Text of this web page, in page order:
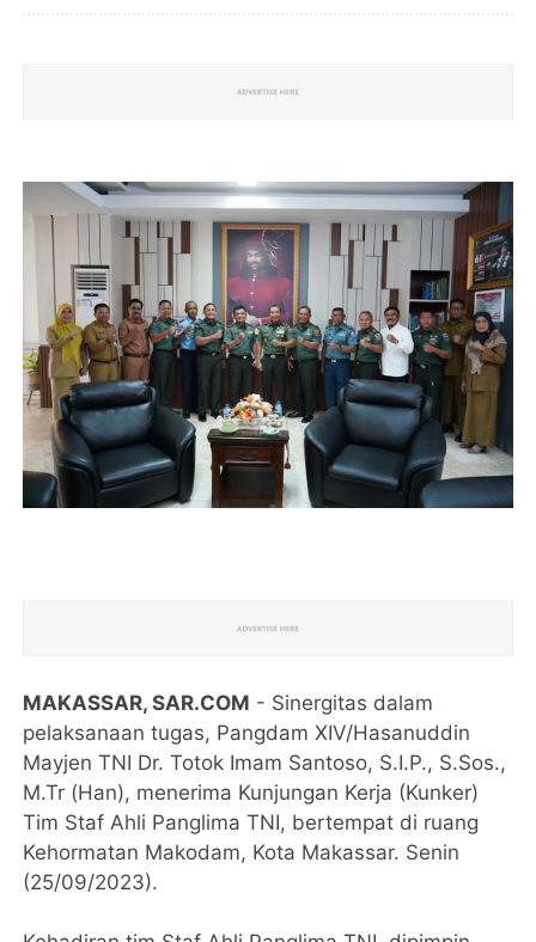
MAKASSAR, SAR.COM - Sinergitas dalam
pelaksanaan tugas, Pangdam XIV/Hasanuddin
Mayjen TNI Dr. Totok Imam Santoso, S.I.P., S.Sos.,
M.Tr (Han), menerima Kunjungan Kerja (Kunker)
Tim Staf Ahli Panglima TNI, bertempat di ruang
Kehormatan Makodam, Kota Makassar. Senin
(25/09/2023).